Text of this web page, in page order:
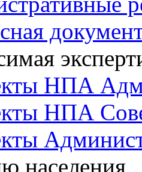
НПА
НПА
населения